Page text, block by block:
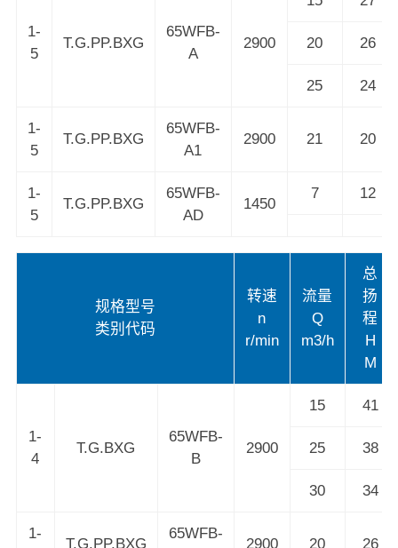
1-
5
T.G.PP.BXG
65WFB-
A
2900 20 26
25 24
1-
5
T.G.PP.BXG
65WFB-
A1
2900 21 20
1-
5
T.G.PP.BXG
65WFB-
AD
1450
7 12
规格型号
类别代码
转速
n
r/min
流量
Q
m3/h
总
扬
程
H
M
1-
4
T.G.BXG
65WFB-
B
2900
15 41
25 38
30 34
1-
T.G.PP.BXG
65WFB-
2900 20 26